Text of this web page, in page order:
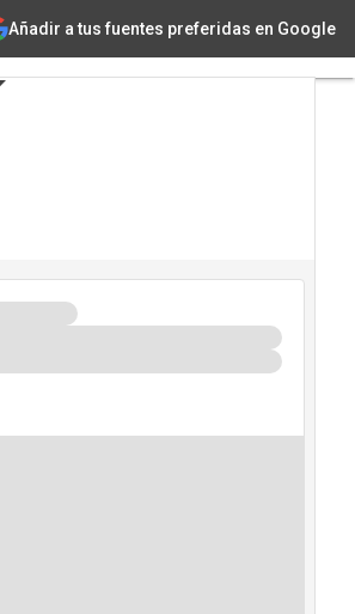
Añadir a tus fuentes preferidas en Google